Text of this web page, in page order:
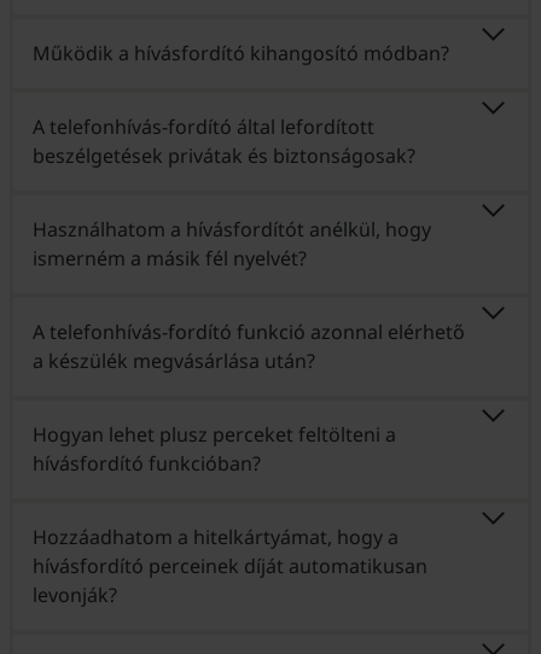
Működik a hívásfordító kihangosító módban?
A telefonhívás-fordító által lefordított
beszélgetések privátak és biztonságosak?
Használhatom a hívásfordítót anélkül, hogy
ismerném a másik fél nyelvét?
A telefonhívás-fordító funkció azonnal elérhető
a készülék megvásárlása után?
Hogyan lehet plusz perceket feltölteni a
hívásfordító funkcióban?
Hozzáadhatom a hitelkártyámat, hogy a
hívásfordító perceinek díját automatikusan
levonják?